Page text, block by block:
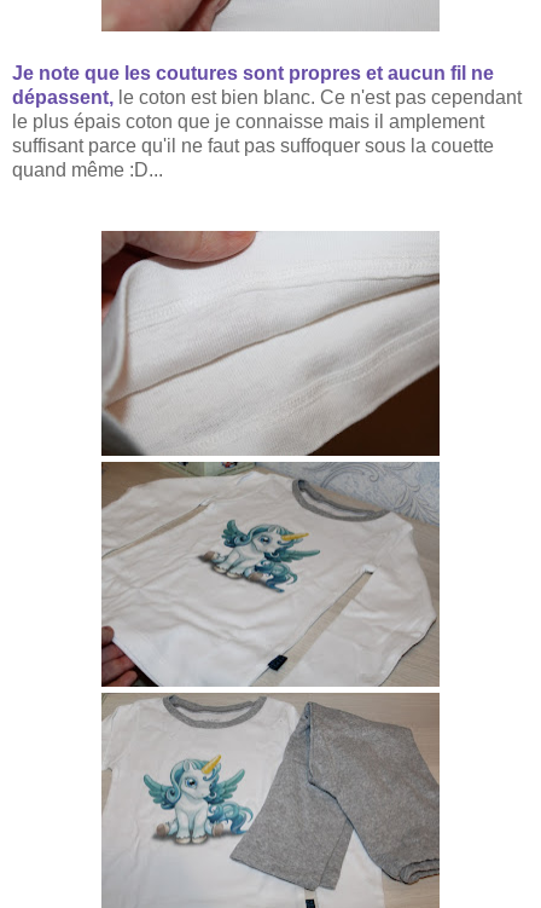
Je note que les coutures sont propres et aucun fil ne
dépassent, le coton est bien blanc. Ce n'est pas cependant
le plus épais coton que je connaisse mais il amplement
suffisant parce qu'il ne faut pas suffoquer sous la couette
quand même :D...